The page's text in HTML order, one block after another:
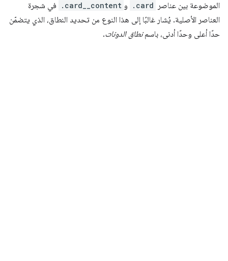
الموضوعة بين عناصر .card و .card__content
في شجرة
العناصر الأصلية. يُشار غالبًا إلى هذا النوع من تحديد النطاق، الذي يتضمّن
حدًا أعلى وحدًا أدنى، باسمنطاق الدونات.